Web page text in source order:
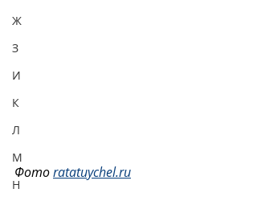
Ж
З
И
К
Л
М
Н
Фото ratatuychel.ru